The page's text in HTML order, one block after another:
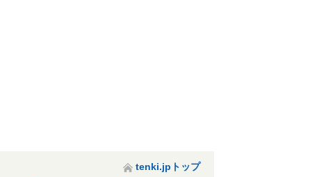
tenki.jpトップ